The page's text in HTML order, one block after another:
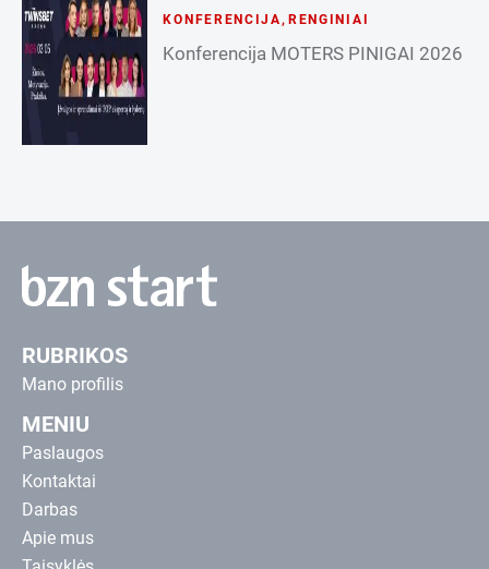
KONFERENCIJA, RENGINIAI
Konferencija MOTERS PINIGAI 2026
RUBRIKOS
Mano profilis
MENIU
Paslaugos
Kontaktai
Darbas
Apie mus